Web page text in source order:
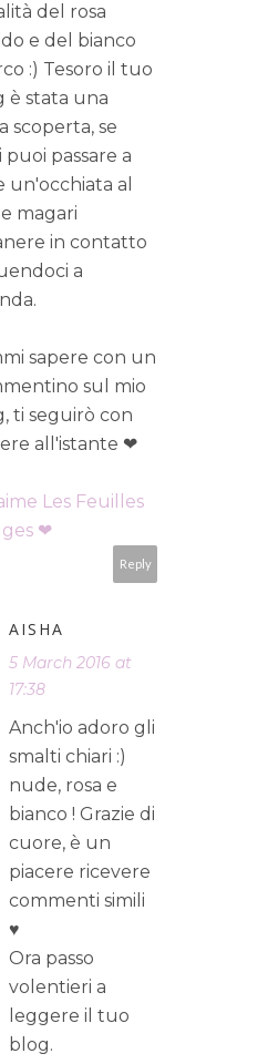
del rosa
e del bianco
:) Tesoro il tuo
è stata una
scoperta, se
puoi passare a
un'occhiata al
magari
in contatto
a
sapere con un
sul mio
ti seguirò con
all'istante ❤
Les Feuilles
❤
Reply
AISHA
5 March 2016 at
17:38
Anch'io adoro gli
smalti chiari :)
nude, rosa e
bianco ! Grazie di
cuore, è un
piacere ricevere
commenti simili
♥
Ora passo
volentieri a
leggere il tuo
blog.